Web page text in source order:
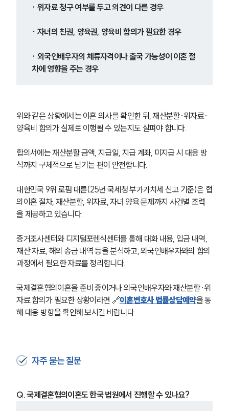
· 위자료 청구 여부를 두고 의견이 다른 경우
· 자녀의 친권, 양육권, 양육비 합의가 필요한 경우
· 외국인배우자의 체류자격이나 출국 가능성이 이혼 절
차에 영향을 주는 경우
위와 같은 상황에서는 이혼 의사를 확인한 뒤, 재산분할·위자료·
양육비 합의가 실제로 이행될 수 있는지도 살펴야 합니다.
합의서에는 재산분할 금액, 지급일, 지급 계좌, 미지급 시 대응 방
식까지 구체적으로 남기는 편이 안전합니다.
대한민국 9위 로펌 대륜(25년 국세청 부가가치세 신고 기준)은 협
의이혼 절차, 재산분할, 위자료, 자녀 양육 문제까지 사건별 조력
을 제공하고 있습니다.
증거조사센터와 디지털포렌식센터를 통해 대화 내용, 입금 내역,
재산 자료, 해외 송금 내역 등을 분석하고, 외국인배우자와의 합의
과정에서 필요한 자료를 정리합니다.
국제결혼협의이혼을 준비 중이거나 외국인배우자와 재산분할·위
자료 합의가 필요한 상황이라면 🔗이혼변호사 법률상담예약을 통
해 대응 방향을 확인해 보시길 바랍니다.
자주 묻는 질문
Q. 국제결혼협의이혼도 한국 법원에서 진행할 수 있나요?